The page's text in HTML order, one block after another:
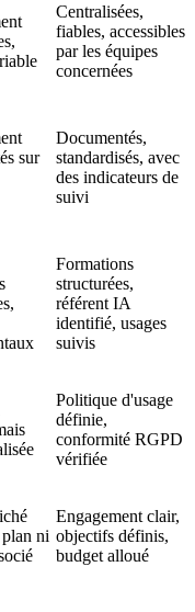
Centralisées,
fiables, accessibles
par les équipes
concernées
sur
Documentés,
standardisés, avec
des indicateurs de
suivi
Formations
structurées,
référent IA
identifié, usages
suivis
Politique d'usage
définie,
conformité RGPD
vérifiée
plan ni
Engagement clair,
objectifs définis,
budget alloué